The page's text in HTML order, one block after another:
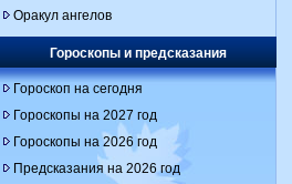
Оракул ангелов
Гороскопы и предсказания
Гороскоп на сегодня
Гороскопы на 2027 год
Гороскопы на 2026 год
Предсказания на 2026 год